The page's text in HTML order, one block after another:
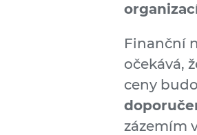
Finanční
očekává,
ceny
zázemím